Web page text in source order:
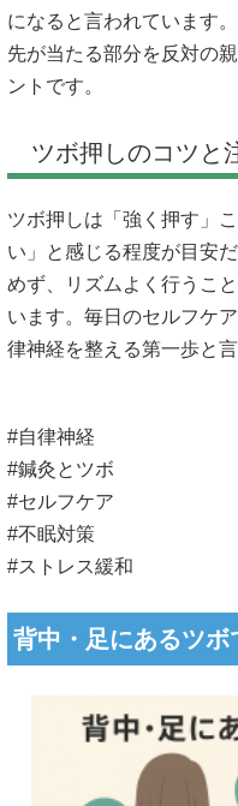
になると言われています
先が当たる部分を反対の
ントです。
ツボ押しのコツと
ツボ押しは「強く押す」
い」と感じる程度が目安
めず、リズムよく行うこ
います。毎日のセルフケ
律神経を整える第一歩と言
#自律神経
#鍼灸とツボ
#セルフケア
#不眠対策
#ストレス緩和
背中・足にあるツボ